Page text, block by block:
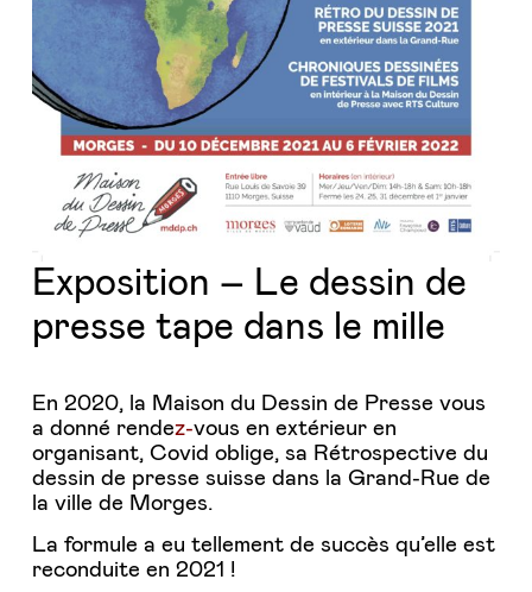
Exposition – Le dessin de
presse tape dans le mille
En 2020, la Maison du Dessin de Presse vous
a donné rendez-vous en extérieur en
organisant, Covid oblige, sa Rétrospective du
dessin de presse suisse dans la Grand-Rue de
la ville de Morges.
La formule a eu tellement de succès qu’elle est
reconduite en 2021 !